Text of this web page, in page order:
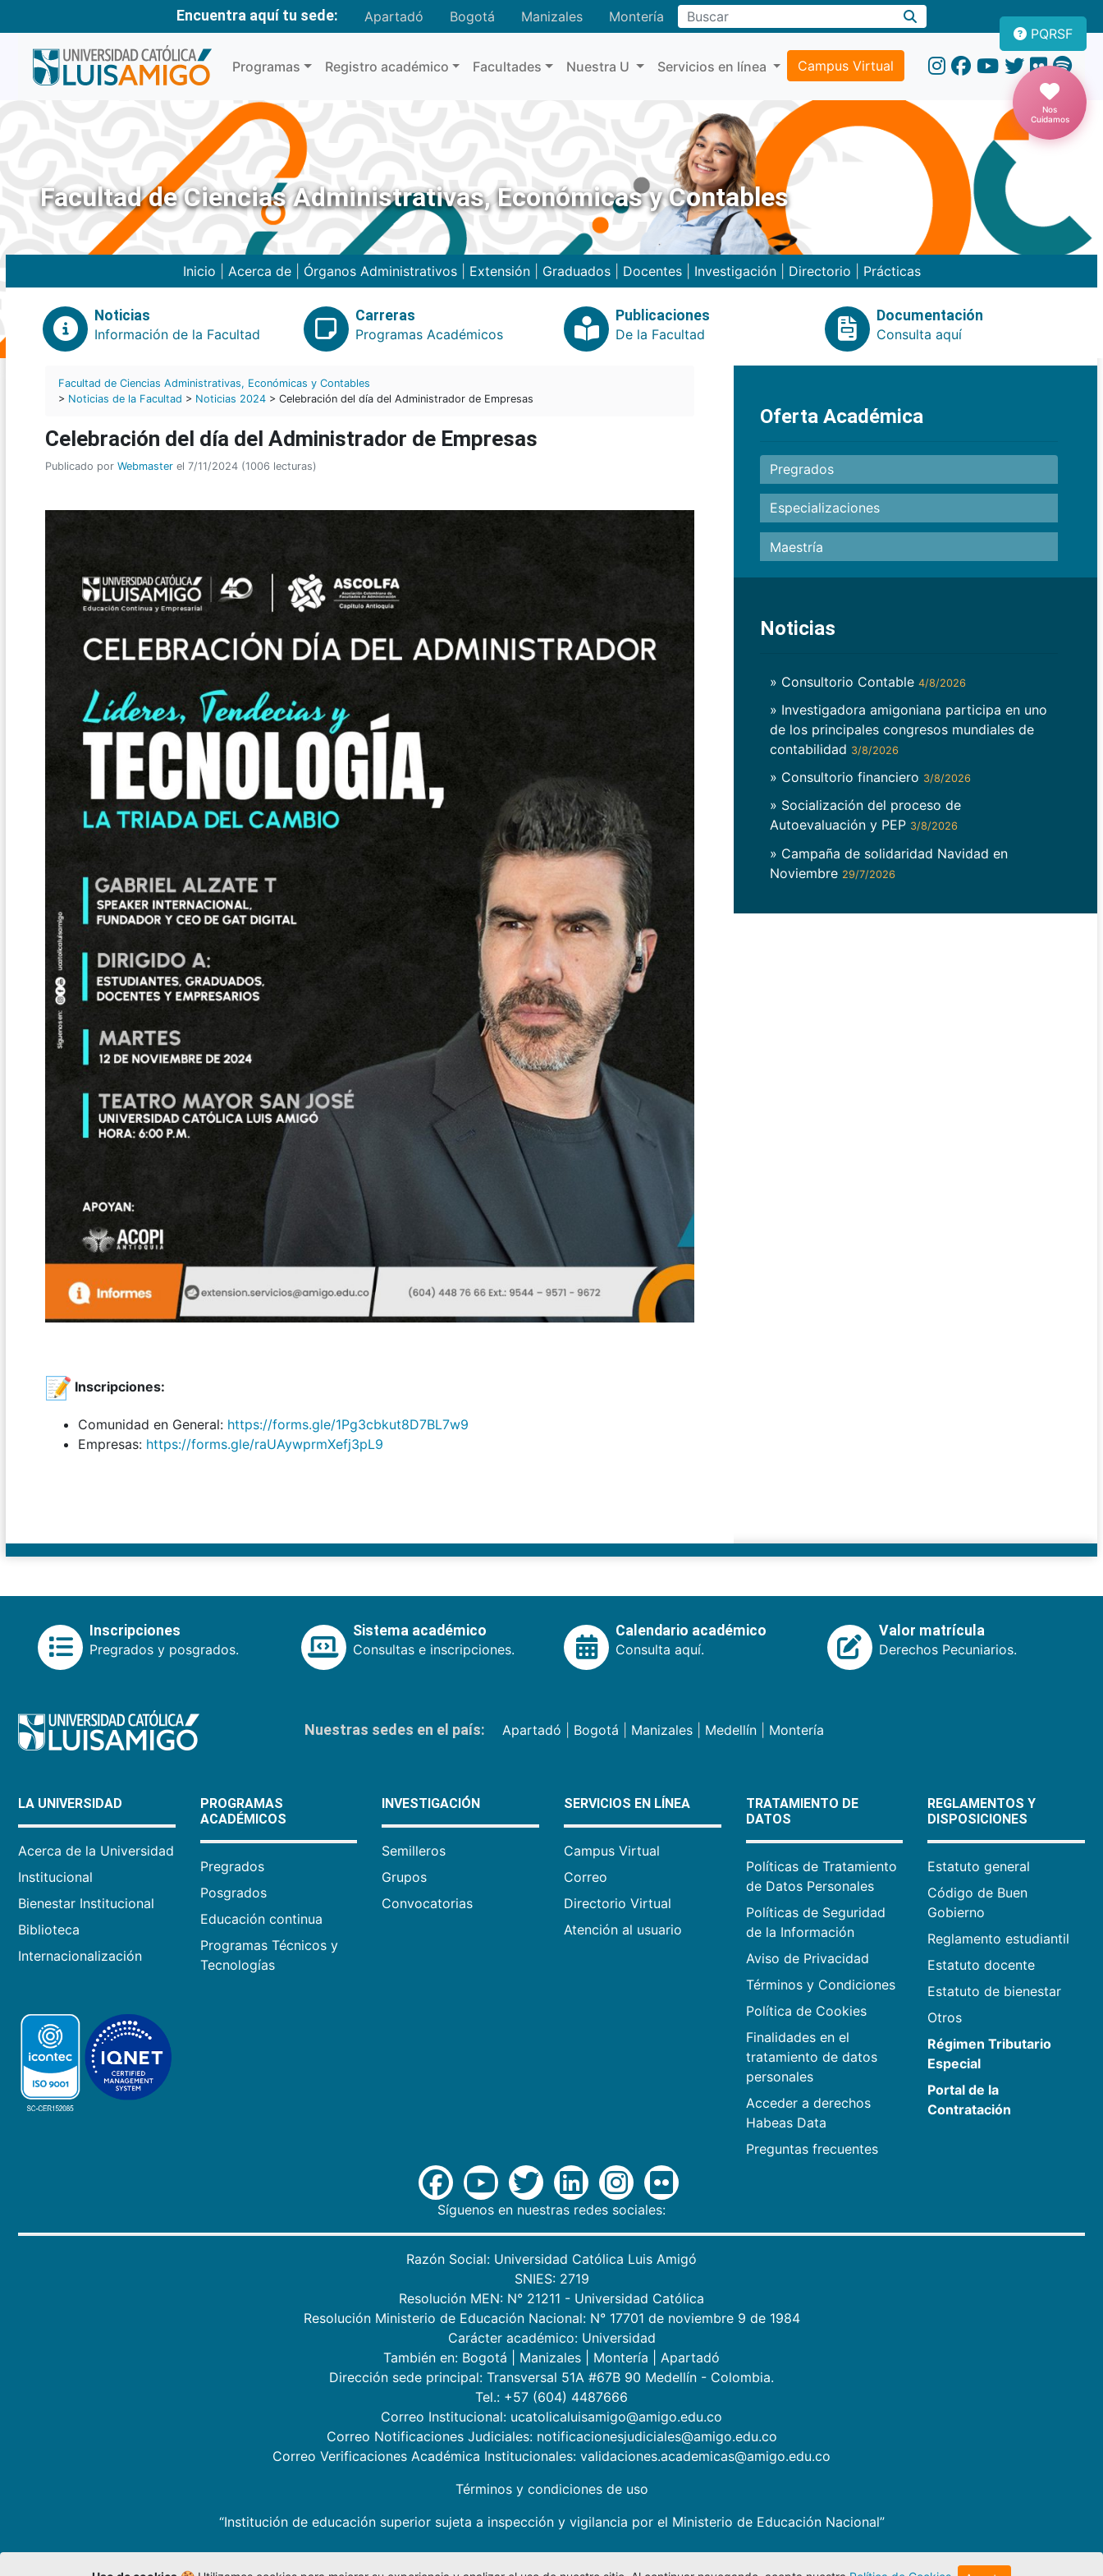
Encuentra aquí tu sede: Apartadó Bogotá Manizales MonteríaBuscar
Programas Registro académico Facultades Nuestra U Servicios en línea Campus Virtual
PQRSF
Nos
Cuidamos
Facultad de Ciencias Administrativas, Económicas y Contables
Inicio Acerca de| Órganos Administrativos| Extensión| Graduados| Docentes| Investigación| Directorio Prácticas
Noticias
Información de la Facultad
Carreras
Programas Académicos
Publicaciones
De la Facultad
Documentación
Consulta aquí
Facultad de Ciencias Administrativas, Económicas y Contables
> Noticias de la Facultad > Noticias 2024 > Celebración del día del Administrador de Empresas
Celebración del día del Administrador de Empresas
Publicado por Webmaster el 7/11/2024 (1006 lecturas)
Inscripciones:
Comunidad en General: https://forms.gle/1Pg3cbkut8D7BL7w9
Empresas: https://forms.gle/raUAywprmXefj3pL9
Oferta Académica
Pregrados
Especializaciones
Maestría
Noticias
» Consultorio Contable 4/8/2026
» Investigadora amigoniana participa en uno
de los principales congresos mundiales de
contabilidad 3/8/2026
» Consultorio financiero 3/8/2026
» Socialización del proceso de
Autoevaluación y PEP 3/8/2026
» Campaña de solidaridad Navidad en
Noviembre 29/7/2026
Inscripciones
Pregrados y posgrados.
Sistema académico
Consultas e inscripciones.
Calendario académico
Consulta aquí.
Valor matrícula
Derechos Pecuniarios.
Nuestras sedes en el país: Apartadó Bogotá Manizales| Medellín| Montería
LA UNIVERSIDAD
Acerca de la Universidad
Institucional
Bienestar Institucional
Biblioteca
Internacionalización
PROGRAMAS
ACADÉMICOS
Pregrados
Posgrados
Educación continua
Programas Técnicos y
Tecnologías
INVESTIGACIÓN
Semilleros
Grupos
Convocatorias
SERVICIOS EN LÍNEA
Campus Virtual
Correo
Directorio Virtual
Atención al usuario
TRATAMIENTO DE
DATOS
Políticas de Tratamiento
de Datos Personales
Políticas de Seguridad
de la Información
Aviso de Privacidad
Términos y Condiciones
Política de Cookies
Finalidades en el
tratamiento de datos
personales
Acceder a derechos
Habeas Data
Preguntas frecuentes
REGLAMENTOS Y
DISPOSICIONES
Estatuto general
Código de Buen
Gobierno
Reglamento estudiantil
Estatuto docente
Estatuto de bienestar
Otros
Régimen Tributario
Especial
Portal de la
Contratación
Síguenos en nuestras redes sociales:
Razón Social: Universidad Católica Luis Amigó
SNIES: 2719
Resolución MEN: N° 21211 - Universidad Católica
Resolución Ministerio de Educación Nacional: N° 17701 de noviembre 9 de 1984
Carácter académico: Universidad
También en: Bogotá Manizales Montería
Apartadó
Dirección sede principal: Transversal 51A #67B 90 Medellín - Colombia.
Tel.: +57 (604) 4487666
Correo Institucional: ucatolicaluisamigo@amigo.edu.co
Correo Notificaciones Judiciales: notificacionesjudiciales@amigo.edu.co
Correo Verificaciones Académica Institucionales: validaciones.academicas@amigo.edu.co
Términos y condiciones de uso
“Institución de educación superior sujeta a inspección y vigilancia por el Ministerio de Educación Nacional”